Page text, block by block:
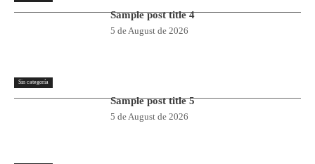
Sin categoría
Sample post title 4
5 de August de 2026
Sample post title 5
5 de August de 2026